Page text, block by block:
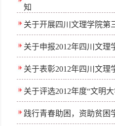
知
关于开展四川文理学院第
关于申报2012年四川文理
关于表彰2012年四川文
关于评选2012年度“文明
践行青春助困，资助贫困